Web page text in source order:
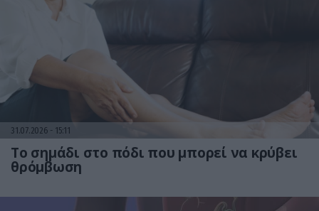
31.07.2026 15:11
Το σημάδι στο πόδι που μπορεί να κρύβει
θρόμβωση